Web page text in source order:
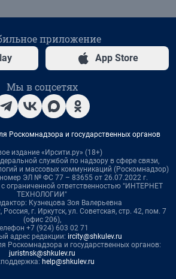
приложение
App Store
Мы в соцсетях
Роскомнадзора и государственных органов
издание «Ирсити.ру» (18+)
службой по надзору в сфере связи,
и массовых коммуникаций (Роскомнадзор)
ЭЛ № ФС 77 – 83655 от 26.07.2022 г.
ограниченной ответственностью "ИНТЕРНЕТ
ТЕХНОЛОГИИ"
Кузнецова Зоя Валерьевна
г. Иркутск, ул. Советская, стр. 42, пом. 7
(офис 206),
+7 (924) 603 02 71
адрес редакции: ircity@shkulev.ru
Роскомнадзора и государственных органов:
juristnsk@shkulev.ru
help@shkulev.ru